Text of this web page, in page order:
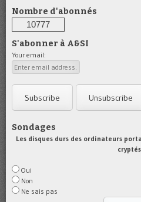
Nombre d'abonnés
10777
S'abonner à A&SI
Your email:
Sondages
Les disques durs des ordinateurs
Oui
Non
Ne sais pas